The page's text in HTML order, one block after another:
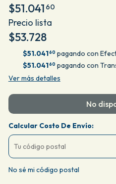
$51.041 60
Precio lista
$53.728
$51.04160 pagando con
$51.04160 pagando con
Ver más detalles
No
Calcular Costo De Envío:
No sé mi código postal